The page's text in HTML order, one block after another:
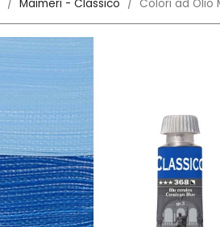
Maimeri - Classico Colori ad Olio